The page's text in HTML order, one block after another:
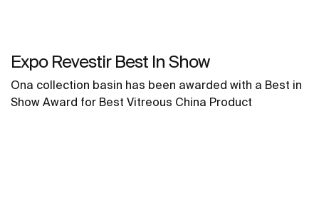
Expo Revestir Best In Show
Ona collection basin has been awarded with a Best in
Show Award for Best Vitreous China Product